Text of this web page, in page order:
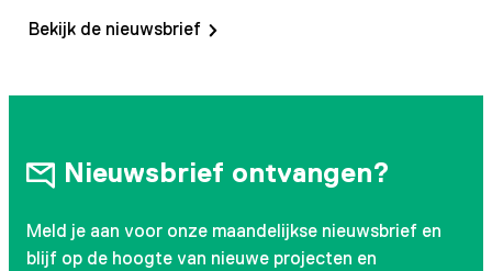
Bekijk de nieuwsbrief
Nieuwsbrief ontvangen?
Meld je aan voor onze maandelijkse nieuwsbrief en
blijf op de hoogte van nieuwe projecten en